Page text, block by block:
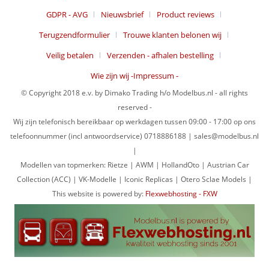
GDPR - AVG
Nieuwsbrief
Product reviews
Terugzendformulier
Trouwe klanten belonen wij
Veilig betalen
Verzenden - afhalen bestelling
Wie zijn wij -Impressum -
© Copyright 2018 e.v. by Dimako Trading h/o Modelbus.nl - all rights
reserved -
Wij zijn telefonisch bereikbaar op werkdagen tussen 09:00 - 17:00 op ons
telefoonnummer (incl antwoordservice) 0718886188 | sales@modelbus.nl
|
Modellen van topmerken: Rietze | AWM | HollandOto | Austrian Car
Collection (ACC) | VK-Modelle | Iconic Replicas | Otero Sclae Models |
This website is powered by: Flexwebhosting - FXW